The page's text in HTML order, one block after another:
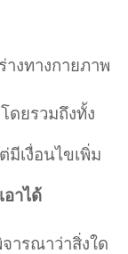
งทางกายภาพ
ดยรวมถึงทั้ง
มีเงื่อนไขเพิ่ม
อาได้
ารณาว่าสิ่งใด